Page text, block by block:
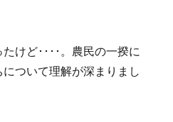
けど････。農民の一揆に
ついて理解が深まりまし